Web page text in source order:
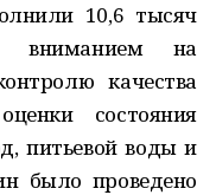
10,6 тысяч
вниманием на
качества
состояния
питьевой воды и
было проведено